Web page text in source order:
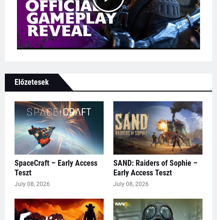
Előzetesek
SpaceCraft – Early Access
Teszt
July 08, 2026
SAND: Raiders of Sophie –
Early Access Teszt
July 08, 2026